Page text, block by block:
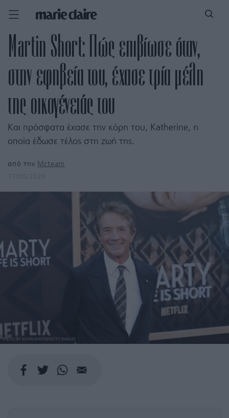
Martin Short: Πώς επιβίωσε όταν,
στην εφηβεία του, έχασε τρία μέλη
της οικογένειάς του
Και πρόσφατα έχασε την κόρη του, Katherine, η
οποία έδωσε τέλος στη ζωή της.
από την Mcteam
PHOTO BY KEVIN WINTER/GETTY IMAGES